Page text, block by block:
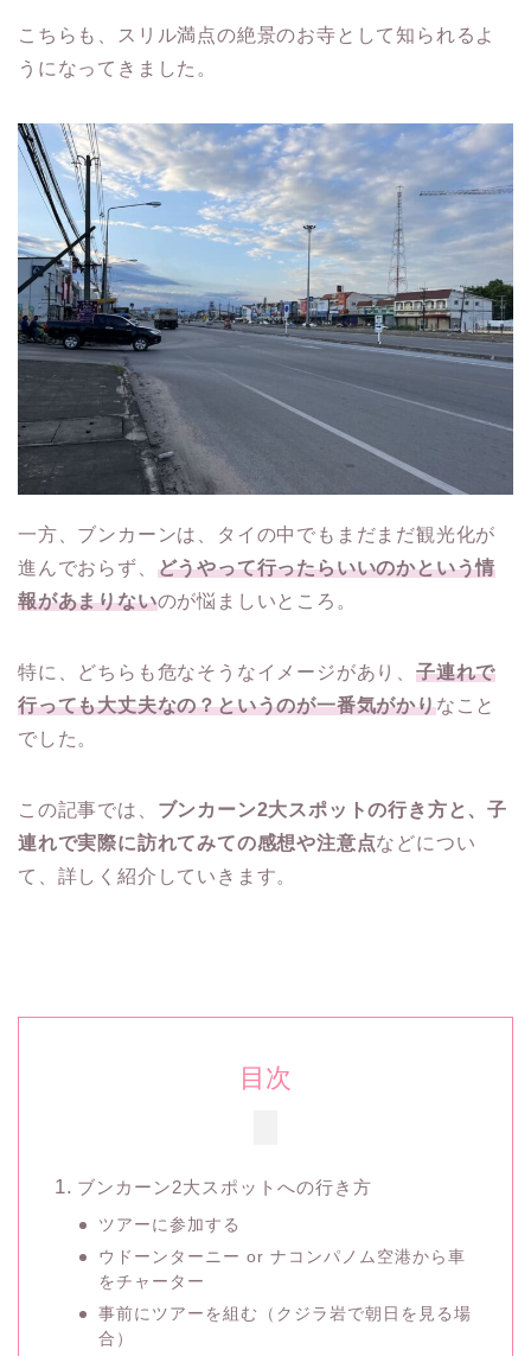
こちらも、スリル満点の絶景のお寺として知られるよ
うになってきました。
一方、ブンカーンは、タイの中でもまだまだ観光化が
進んでおらず、 どうやって行ったらいいのかという情
報があまりないのが悩ましいところ。
特に、どちらも危なそうなイメージがあり、 子連れで
行っても大丈夫なの？というのが一番気がかりなこと
でした。
この記事では、 ブンカーン2大スポットの行き方と、子
連れで実際に訪れてみての感想や注意点などについ
て、詳しく紹介していきます。
目次
ブンカーン2大スポットへの行き方
ツアーに参加する
ウドーンターニー or ナコンパノム空港から車
をチャーター
事前にツアーを組む（クジラ岩で朝日を見る場
合）